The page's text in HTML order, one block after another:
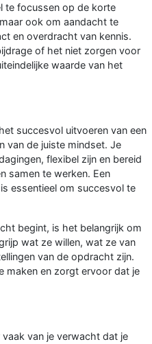
te focussen op de korte
ook om aandacht te
en overdracht van kennis.
of het niet zorgen voor
waarde van het
succesvol uitvoeren van een
van de juiste mindset. Je
flexibel zijn en bereid
samen te werken. Een
essentieel om succesvol te
begint, is het belangrijk om
wat ze willen, wat ze van
van de opdracht zijn.
maken en zorgt ervoor dat je
van je verwacht dat je